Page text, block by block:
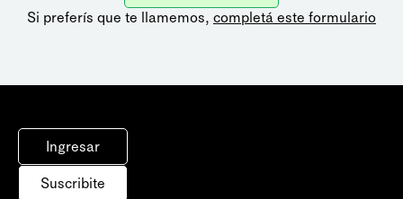
Si preferís que te llamemos, completá este formulario
Ingresar
Suscribite